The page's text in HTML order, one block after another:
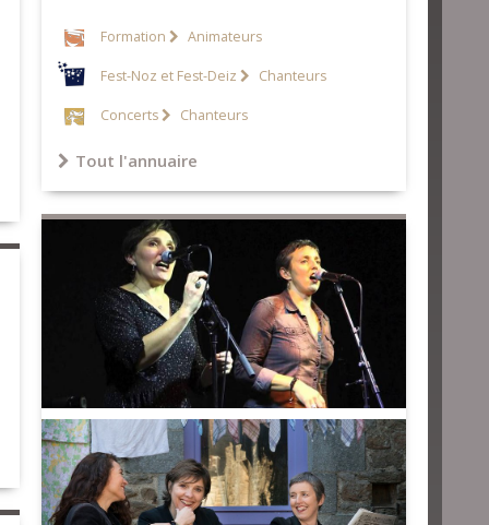
Formation Animateurs
Fest-Noz et Fest-Deiz Chanteurs
Concerts Chanteurs
Tout l'annuaire